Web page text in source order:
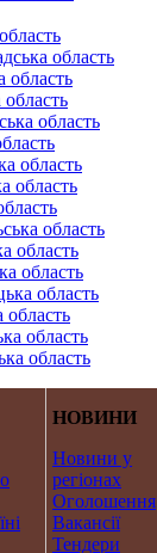
область
область
область
область
область
область
область
область
область
область
область
область
область
НОВИНИ
Новини у
регіонах
Оголошення
Вакансії
Тендери